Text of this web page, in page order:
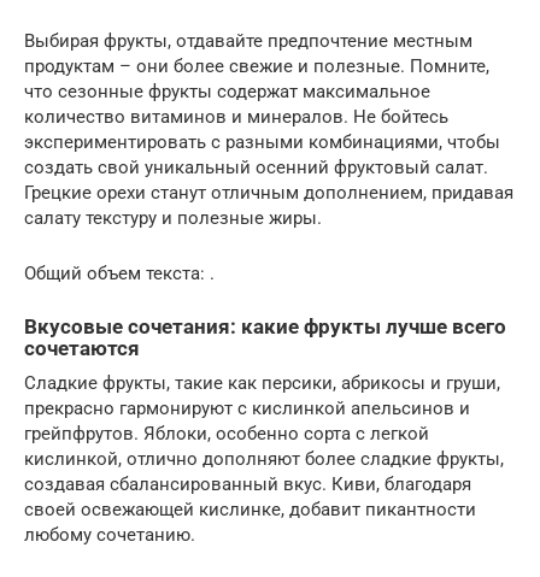
Выбирая фрукты, отдавайте предпочтение местным
продуктам – они более свежие и полезные. Помните,
что сезонные фрукты содержат максимальное
количество витаминов и минералов. Не бойтесь
экспериментировать с разными комбинациями, чтобы
создать свой уникальный осенний фруктовый салат.
Грецкие орехи станут отличным дополнением, придавая
салату текстуру и полезные жиры.
Общий объем текста: .
Вкусовые сочетания: какие фрукты лучше всего
сочетаются
Сладкие фрукты, такие как персики, абрикосы и груши,
прекрасно гармонируют с кислинкой апельсинов и
грейпфрутов. Яблоки, особенно сорта с легкой
кислинкой, отлично дополняют более сладкие фрукты,
создавая сбалансированный вкус. Киви, благодаря
своей освежающей кислинке, добавит пикантности
любому сочетанию.